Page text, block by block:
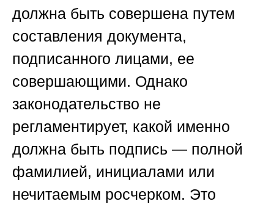
должна быть совершена путем
составления документа,
подписанного лицами, ее
совершающими. Однако
законодательство не
регламентирует, какой именно
должна быть подпись — полной
фамилией, инициалами или
нечитаемым росчерком. Это